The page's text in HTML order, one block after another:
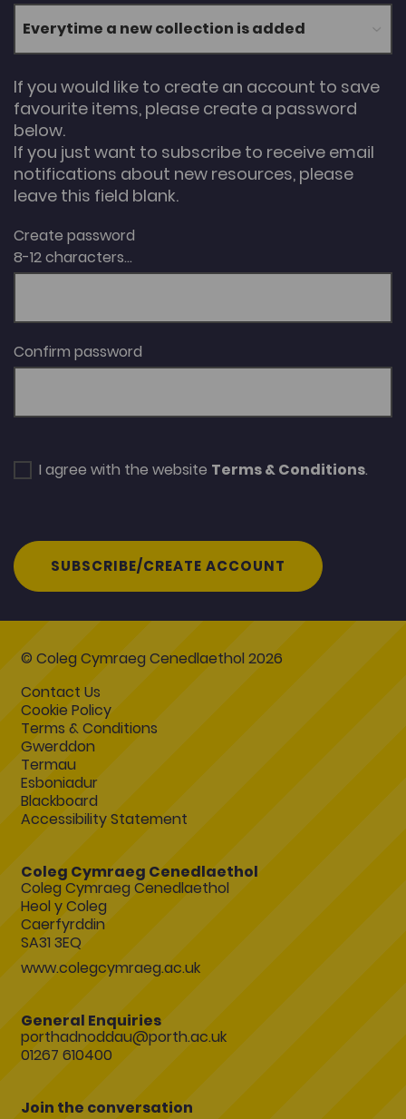
If you would like to create an account to save
favourite items, please create a password
below.
If you just want to subscribe to receive email
notifications about new resources, please
leave this field blank.
Create password
8-12 characters...
Confirm password
I agree with the website Terms & Conditions.
SUBSCRIBE/CREATE ACCOUNT
© Coleg Cymraeg Cenedlaethol 2026
Contact Us
Cookie Policy
Terms & Conditions
Gwerddon
Termau
Esboniadur
Blackboard
Accessibility Statement
Coleg Cymraeg Cenedlaethol
Coleg Cymraeg Cenedlaethol
Heol y Coleg
Caerfyrddin
SA31 3EQ
www.colegcymraeg.ac.uk
General Enquiries
porthadnoddau@porth.ac.uk
01267 610400
Join the conversation